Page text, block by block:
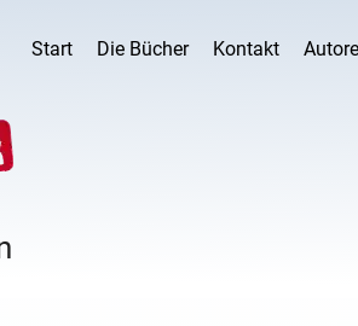
Start Die Bücher Kontakt